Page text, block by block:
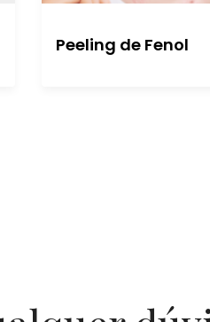
Peeling de Fenol